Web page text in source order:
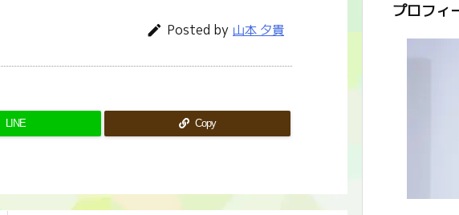
 Posted by 山本 夕貴
LINE Copy
プロフィ